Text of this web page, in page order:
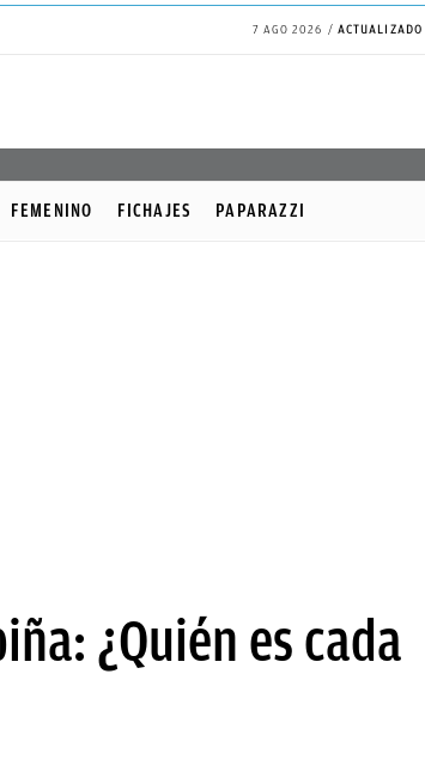
7 AGO 2026 ACTUALIZADO
FEMENINO FICHAJES PAPARAZZI
¿Quién es cada